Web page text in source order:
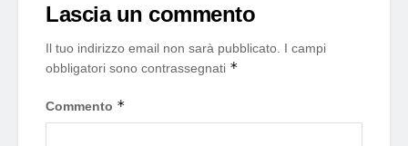
Lascia un commento
Il tuo indirizzo email non sarà pubblicato. I campi
obbligatori sono contrassegnati *
Commento *